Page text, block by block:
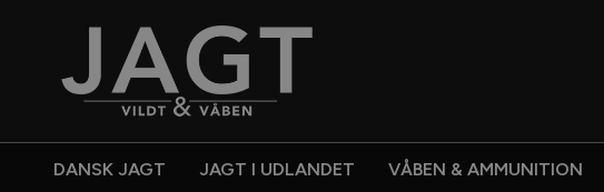
DANSK JAGT JAGT I UDLANDET VÅBEN & AMMUNITION